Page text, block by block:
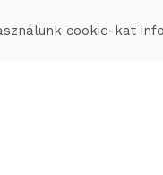
cookie-kat